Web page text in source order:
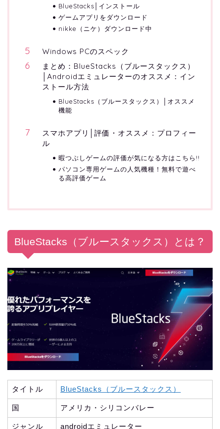
BlueStacks│インストール
ゲームアプリをダウンロード
nikke（ニケ）ダウンロード中
Windows PCのスペック
まとめ：BlueStacks（ブルースタックス）
│Androidエミュレーターのオススメ：イン
ストール方法
BlueStacks（ブルースタックス）│オススメ
機能
スマホアプリ│評価・オススメ：プロフィー
ル
暇つぶしゲームの評価が気になる方はこちら!!
パソコン専用ゲームの人気機種！無料で遊べ
る高評価ゲーム
BlueStacks（ブルースタックス）とは？
タイトル BlueStacks（ブルースタックス）
国 アメリカ・シリコンバレー
ジャンル androidエミュレーター